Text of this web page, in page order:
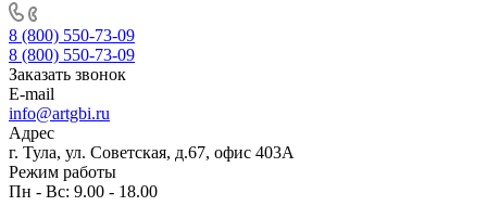
8 (800) 550-73-09
8 (800) 550-73-09
Заказать звонок
E-mail
info@artgbi.ru
Адрес
г. Тула, ул. Советская, д.67, офис 403А
Режим работы
Пн - Вс: 9.00 - 18.00